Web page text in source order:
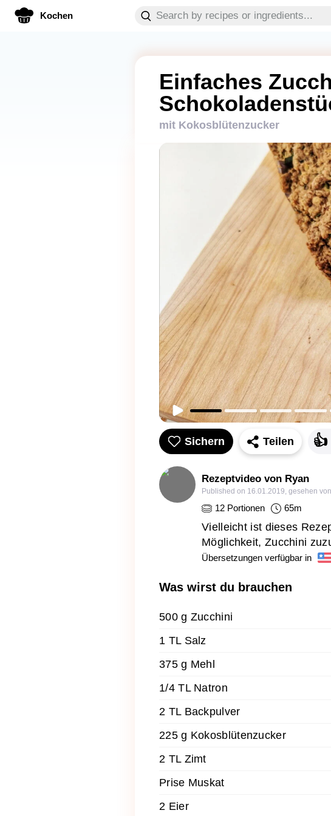
Kochen
Einfaches
mit Kokosblütenzucker
Sichern Teilen 👍
Rezeptvideo von Ryan
Published on 16.01.2019, gesehen
12 Portionen 65m
Vielleicht ist dieses
Möglichkeit, Zucchini
Übersetzungen verfügbar in
Was wirst du brauchen
500 g Zucchini
1 TL Salz
375 g Mehl
1/4 TL Natron
2 TL Backpulver
225 g Kokosblütenzucker
2 TL Zimt
Prise Muskat
2 Eier